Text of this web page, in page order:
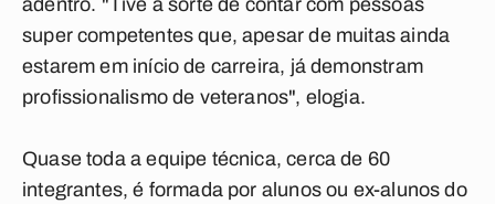
adentro. "Tive a sorte de contar com pessoas
super competentes que, apesar de muitas ainda
estarem em início de carreira, já demonstram
profissionalismo de veteranos", elogia.
Quase toda a equipe técnica, cerca de 60
integrantes, é formada por alunos ou ex-alunos do